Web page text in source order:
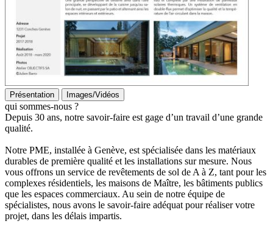
Présentation Images/Vidéos
qui sommes-nous ?
Depuis 30 ans, notre savoir-faire est gage d’un travail d’une grande
qualité.
Notre PME, installée à Genève, est spécialisée dans les matériaux
durables de première qualité et les installations sur mesure. Nous
vous offrons un service de revêtements de sol de A à Z, tant pour les
complexes résidentiels, les maisons de Maître, les bâtiments publics
que les espaces commerciaux. Au sein de notre équipe de
spécialistes, nous avons le savoir-faire adéquat pour réaliser votre
projet, dans les délais impartis.